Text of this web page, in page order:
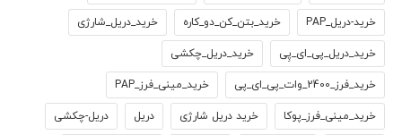
خرید-دریل_PAP خرید_بتن_کن_دو_کاره خرید_دریل_شارژی
خرید_دریل_پی_ای_پِی خرید_دریل_چکشی
خرید_فرز_2400_وات_پی_ای_پی خرید_مینی_فرز_PAP
خرید_مینی_فرز_پوکا خرید دریل شارژی دریل دریل-چکشی